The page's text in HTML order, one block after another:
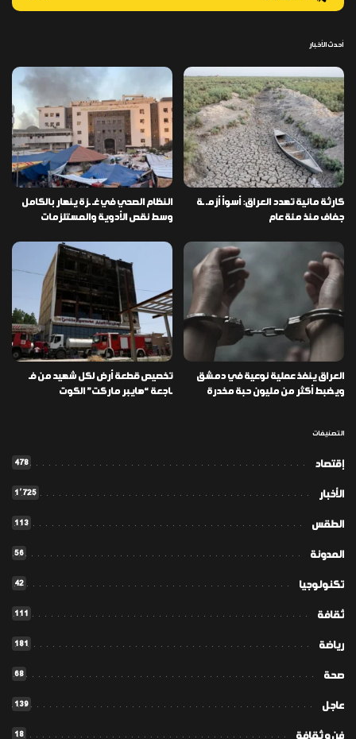
أحدث الأخبار
كارثة مائية تهدد العراق: أسوأ أزمـ ـة
جفاف منذ مئة عام
النظام الصحي في غـ ـزة ينهار بالكامل
وسط نقص الأدوية والمستلزمات
العراق ينفذ عملية نوعية في دمشق
ويضبط أكثر من مليون حبة مخدرة
تخصيص قطعة أرض لكل شهيد من فـ
ـاجعة “هايبر ماركت” الكوت
التصنيفات
إقتصاد 478
الأخبار 1٬725
الطقس 113
المدونة 56
تكنولوجيا 42
ثقافة 111
رياضة 181
صحة 68
عاجل 139
فن و ثقافة 18